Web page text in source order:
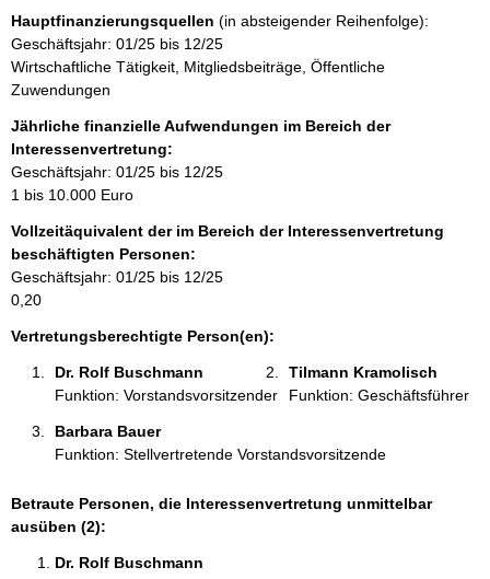
t
i
n
f
o
r
m
a
i
o
n
e
n
Hauptfinanzierungsquellen (in absteigender Reihenfolge):
Geschäftsjahr: 01/25 bis 12/25
Wirtschaftliche Tätigkeit, Mitgliedsbeiträge, Öffentliche
Zuwendungen
Jährliche finanzielle Aufwendungen im Bereich der
Interessenvertretung:
Geschäftsjahr: 01/25 bis 12/25
1 bis 10.000 Euro
Vollzeitäquivalent der im Bereich der Interessenvertretung
beschäftigten Personen:
Geschäftsjahr: 01/25 bis 12/25
0,20
Vertretungsberechtigte Person(en):
Dr. Rolf Buschmann
Funktion: Vorstandsvorsitzender
Tilmann Kramolisch
Funktion: Geschäftsführer
Barbara Bauer
Funktion: Stellvertretende Vorstandsvorsitzende
Betraute Personen, die Interessenvertretung unmittelbar
ausüben (2):
Dr. Rolf Buschmann